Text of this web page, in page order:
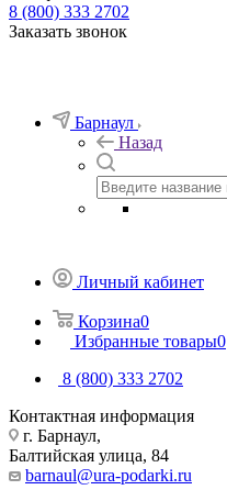
8 (800) 333 2702
Заказать звонок
Барнаул
Назад
Личный кабинет
Корзина0
Избранные товары0
8 (800) 333 2702
Контактная информация
г. Барнаул,
Балтийская улица, 84
barnaul@ura-podarki.ru